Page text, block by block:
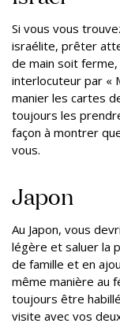
Si vous vous
israélite, prêter
de main soit
interlocuteur par «
manier les cartes
toujours les
façon à montrer
vous.
Japon
Au Japon, vous
légère et saluer la
de famille et en
même manière au
toujours être
visite avec vos